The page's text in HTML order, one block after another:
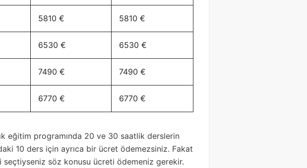
5810 € 5810 €
6530 € 6530 €
7490 € 7490 €
6770 € 6770 €
eğitim programında 20 ve 30 saatlik derslerin
10 ders için ayrıca bir ücret ödemezsiniz. Fakat
söz konusu ücreti ödemeniz gerekir.